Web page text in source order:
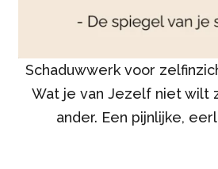
Schaduwwerk voor
Wat je van Jezelf niet wilt
ander. Een pijnlijke,